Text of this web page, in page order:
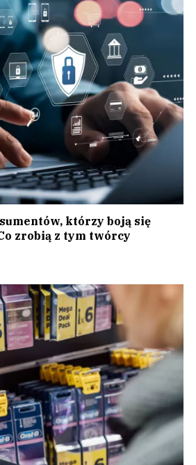
którzy boją się
zrobią z tym twórcy